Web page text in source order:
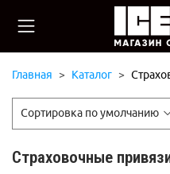
Главная Каталог
Страховочные